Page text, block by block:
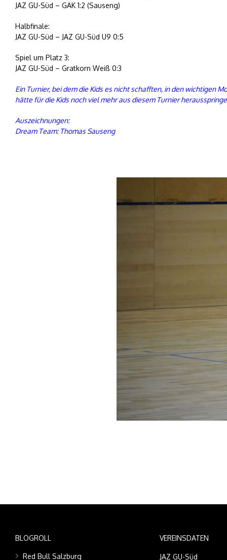
JAZ GU-Süd – GAK 1:2 (Sauseng)
Halbfinale:
JAZ GU-Süd – JAZ GU-Süd U9 0:5
Spiel um Platz 3:
JAZ GU-Süd – Gratkorn Weiß 0:3
Ein Turnier, bei dem die Kids es nicht schafften, in den wichtigen
hätte für die Kids noch viel mehr aus diesem Turnier
Auszeichnungen:
Dream Team: Thomas Sauseng
BLOGROLL
Red Bull Salzburg
VEREINSDATEN
JAZ GU-Süd